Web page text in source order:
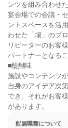
ンツを組み合わせ
宴会場での会議・
ントスペースを活
わせた「場」のプ
リピーターのお客
パートナーとなる
■醍醐味
施設やコンテンツ
自身のアイデア次
でき、それがお客
があります。
配属職種について